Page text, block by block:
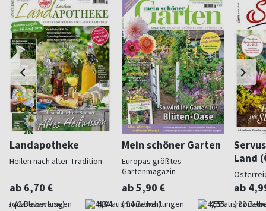
Landapotheke
Heilen nach alter Tradition
ab 6,70 €
(quartalsweise) 4,84
Mein schöner Garten
Europas größtes
Gartenmagazin
ab 5,90 €
(monatlich) 4,55
Land
ab